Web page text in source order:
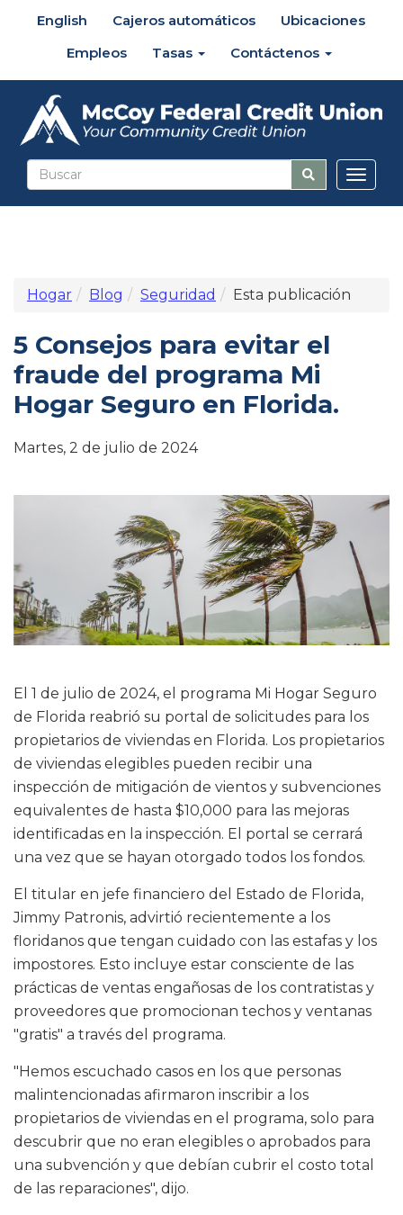
English Cajeros automáticos
Ubicaciones
Empleos
Tasas Contáctenos
Hogar Blog Seguridad Esta publicación
5 Consejos para evitar el
fraude del programa Mi
Hogar Seguro en Florida.
Martes, 2 de julio de 2024
El 1 de julio de 2024, el programa Mi Hogar Seguro
de Florida reabrió su portal de solicitudes para los
propietarios de viviendas en Florida. Los propietarios
de viviendas elegibles pueden recibir una
inspección de mitigación de vientos y subvenciones
equivalentes de hasta $10,000 para las mejoras
identificadas en la inspección. El portal se cerrará
una vez que se hayan otorgado todos los fondos.
El titular en jefe financiero del Estado de Florida,
Jimmy Patronis, advirtió recientemente a los
floridanos que tengan cuidado con las estafas y los
impostores. Esto incluye estar consciente de las
prácticas de ventas engañosas de los contratistas y
proveedores que promocionan techos y ventanas
"gratis" a través del programa.
"Hemos escuchado casos en los que personas
malintencionadas afirmaron inscribir a los
propietarios de viviendas en el programa, solo para
descubrir que no eran elegibles o aprobados para
una subvención y que debían cubrir el costo total
de las reparaciones", dijo.